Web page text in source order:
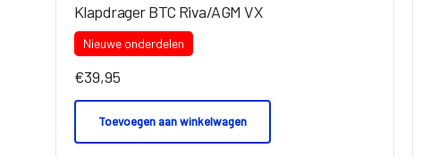
Klapdrager BTC Riva/AGM VX
Nieuwe onderdelen
€39,95
Toevoegen aan winkelwagen